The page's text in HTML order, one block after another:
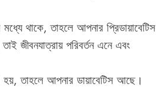
থাকে, তাহলে আপনার প্রিডায়াবেটিস
জীবনযাত্রায় পরিবর্তন এনে এবং
তাহলে আপনার ডায়াবেটিস আছে।